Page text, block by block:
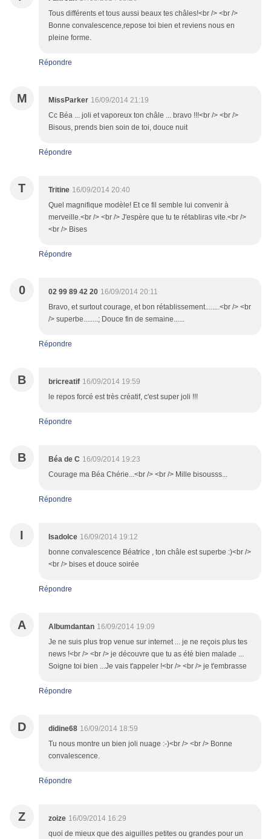
Tous différents et tous aussi beaux tes châles!<br /> <br />
Bonne convalescence,repose toi bien et reviens nous en
pleine forme.
Répondre
M MissParker 16/09/2014 21:19
Cc Béa ... joli et vaporeux ton châle ... bravo !!!<br /> <br />
Bisous, prends bien soin de toi, douce nuit
Répondre
T Tritine 16/09/2014 20:40
Quel magnifique modèle! Et ce fil semble lui convenir à
merveille.<br /> <br /> J'espère que tu te rétabliras vite.<br />
<br /> Bises
Répondre
0 02 99 89 42 20 16/09/2014 20:11
Bravo, et surtout courage, et bon rétablissement........<br /> <br
/> superbe........; Douce fin de semaine......
Répondre
B bricreatif 16/09/2014 19:59
le repos forcé est très créatif, c'est super joli !!!
Répondre
B Béa de C 16/09/2014 19:23
Courage ma Béa Chérie...<br /> <br /> Mille bisousss...
Répondre
I Isadolce 16/09/2014 19:12
bonne convalescence Béatrice , ton châle est superbe :)<br />
<br /> bises et douce soirée
Répondre
A Albumdantan 16/09/2014 19:09
Je ne suis plus trop venue sur internet ... je ne reçois plus tes
news !<br /> <br /> je découvre que tu as été bien malade ...
Soigne toi bien ...Je vais t'appeler !<br /> <br /> je t'embrasse
Répondre
D didine68 16/09/2014 18:59
Tu nous montre un bien joli nuage :-)<br /> <br /> Bonne
convalescence.
Répondre
Z zoize 16/09/2014 16:29
quoi de mieux que des aiguilles petites ou grandes pour un